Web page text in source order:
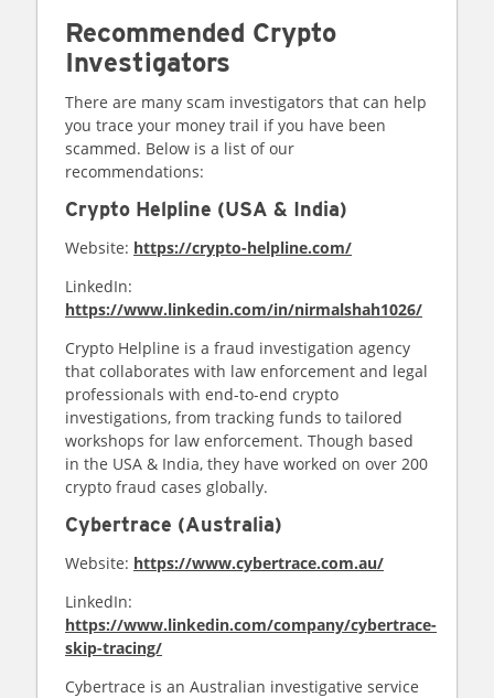
Recommended Crypto
Investigators
There are many scam investigators that can help
you trace your money trail if you have been
scammed. Below is a list of our
recommendations:
Crypto Helpline (USA & India)
Website: https://crypto-helpline.com/
LinkedIn:
https://www.linkedin.com/in/nirmalshah1026/
Crypto Helpline is a fraud investigation agency
that collaborates with law enforcement and legal
professionals with end-to-end crypto
investigations, from tracking funds to tailored
workshops for law enforcement. Though based
in the USA & India, they have worked on over 200
crypto fraud cases globally.
Cybertrace (Australia)
Website: https://www.cybertrace.com.au/
LinkedIn:
https://www.linkedin.com/company/cybertrace-
skip-tracing/
Cybertrace is an Australian investigative service